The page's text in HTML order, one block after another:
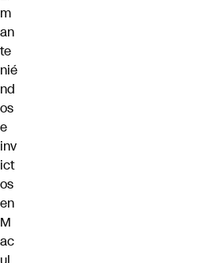
m
an
te
nié
nd
os
e
inv
ict
os
en
M
ac